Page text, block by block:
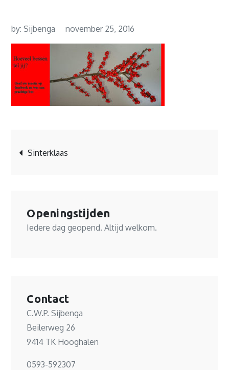
by:Sijbenga november 25, 2016
navigatie
Sinterklaas
Openingstijden
Iedere dag geopend. Altijd welkom.
Contact
C.W.P. Sijbenga
Beilerweg 26
9414 TK Hooghalen
0593-592307